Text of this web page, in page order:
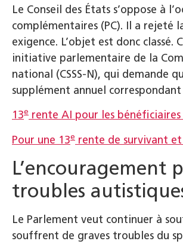
Le Conseil des États s’oppose à
complémentaires (PC). Il a
exigence. L’objet est donc
initiative parlementaire de la
national (CSSS-N), qui demande
supplément annuel
13e rente AI pour les
Pour une 13e rente de survivant et
L’encouragement
troubles
Le Parlement veut continuer à
souffrent de graves troubles du